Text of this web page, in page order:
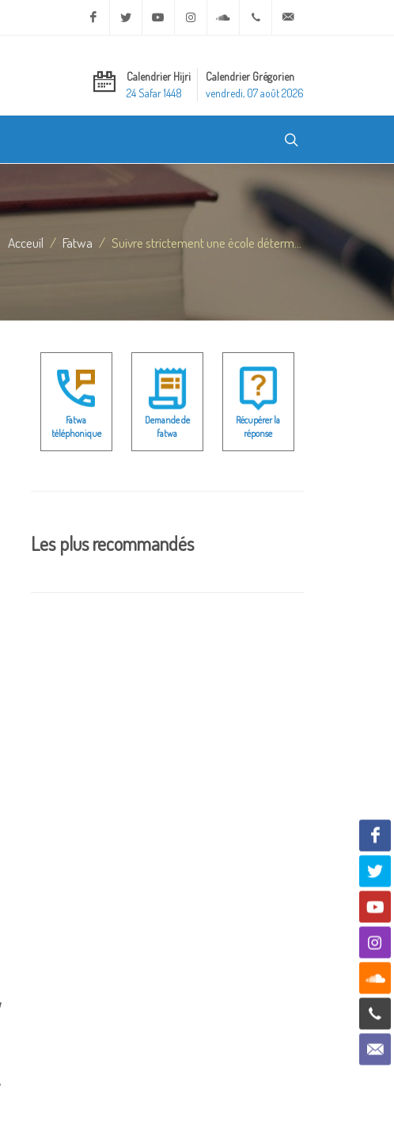
Facebook Twitter Youtube Instagram Soundcloud+20 2 25970400
Calendrier Hijri
24 Safar 1448
Calendrier Grégorien
vendredi, 07 août 2026
Acceuil Fatwa Suivre strictement une école déterm...
Fatwa
téléphonique
Demande de
fatwa
Récupérer la
réponse
Les plus recommandés